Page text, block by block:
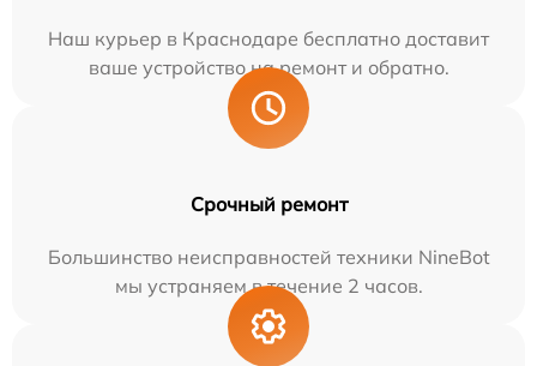
Наш курьер в Краснодаре бесплатно доставит
ваше устройство на ремонт и обратно.
Срочный ремонт
Большинство неисправностей техники NineBot
мы устраняем в течение 2 часов.